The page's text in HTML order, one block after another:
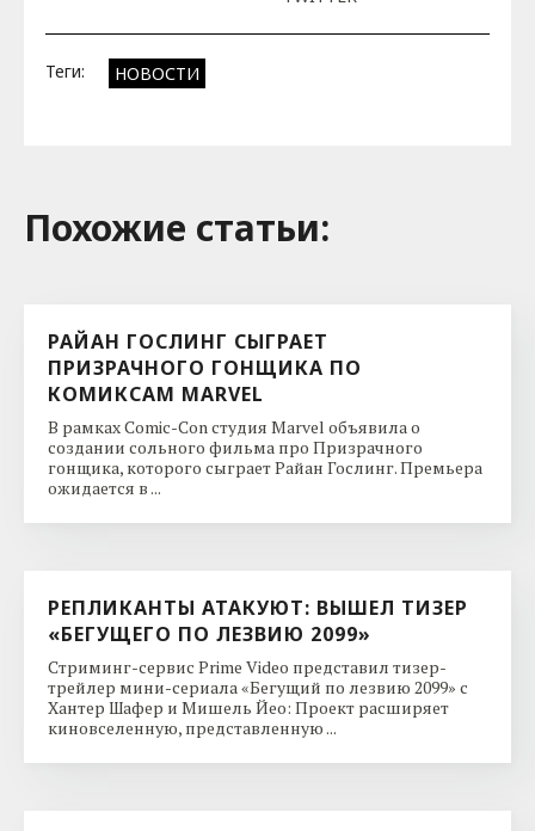
Теги: НОВОСТИ
Похожие cтатьи:
РАЙАН ГОСЛИНГ СЫГРАЕТ
ПРИЗРАЧНОГО ГОНЩИКА ПО
КОМИКСАМ MARVEL
В рамках Comic-Con студия Marvel объявила о
создании сольного фильма про Призрачного
гонщика, которого сыграет Райан Гослинг. Премьера
ожидается в ...
РЕПЛИКАНТЫ АТАКУЮТ: ВЫШЕЛ ТИЗЕР
«БЕГУЩЕГО ПО ЛЕЗВИЮ 2099»
Стриминг-сервис Prime Video представил тизер-
трейлер мини-сериала «Бегущий по лезвию 2099» с
Хантер Шафер и Мишель Йео: Проект расширяет
киновселенную, представленную ...